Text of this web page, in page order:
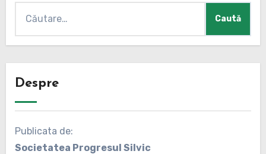
după:
Despre
Publicata de:
Societatea Progresul Silvic